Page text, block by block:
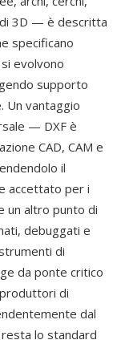
3D — è descritta
specificano
evolvono
supporto
Un vantaggio
— DXF è
CAD, CAM e
il
accettato per i
un altro punto di
debuggati e
di
da ponte critico
di
dal
lo standard